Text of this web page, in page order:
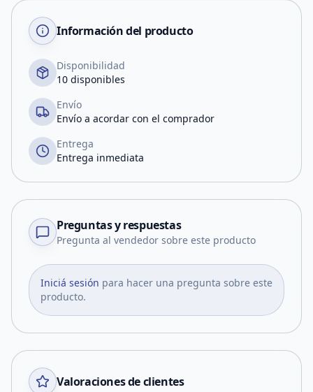
Información del producto
Disponibilidad
10 disponibles
Envío
Envío a acordar con el comprador
Entrega
Entrega inmediata
Preguntas y respuestas
Pregunta al vendedor sobre este producto
Iniciá sesión para hacer una pregunta sobre este
producto.
Valoraciones de clientes